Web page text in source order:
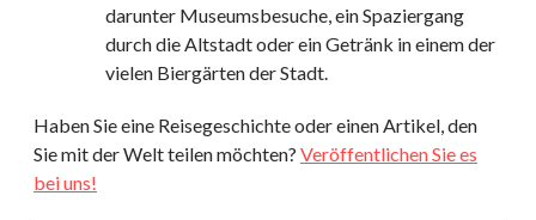
darunter Museumsbesuche, ein Spaziergang
durch die Altstadt oder ein Getränk in einem der
vielen Biergärten der Stadt.
Haben Sie eine Reisegeschichte oder einen Artikel, den
Sie mit der Welt teilen möchten? Veröffentlichen Sie es
bei uns!